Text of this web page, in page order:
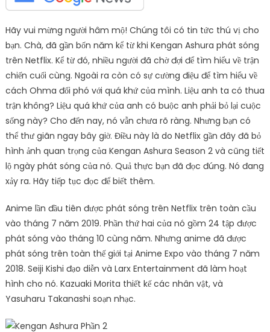
Hãy vui mừng người hâm mộ! Chúng tôi có tin tức thú vị cho
bạn. Chà, đã gần bốn năm kể từ khi Kengan Ashura phát sóng
trên Netflix. Kể từ đó, nhiều người đã chờ đợi để tìm hiểu về trận
chiến cuối cùng. Ngoài ra còn có sự cường điệu để tìm hiểu về
cách Ohma đối phó với quá khứ của mình. Liệu anh ta có thua
trận không? Liệu quá khứ của anh có buộc anh phải bỏ lại cuộc
sống này? Cho đến nay, nó vẫn chưa rõ ràng. Nhưng bạn có
thể thư giãn ngay bây giờ. Điều này là do Netflix gần đây đã bỏ
hình ảnh quan trọng của Kengan Ashura Season 2 và cũng tiết
lộ ngày phát sóng của nó. Quả thực bạn đã đọc đúng. Nó đang
xảy ra. Hãy tiếp tục đọc để biết thêm.
Anime lần đầu tiên được phát sóng trên Netflix trên toàn cầu
vào tháng 7 năm 2019. Phần thứ hai của nó gồm 24 tập được
phát sóng vào tháng 10 cùng năm. Nhưng anime đã được
phát sóng trên toàn thế giới tại Anime Expo vào tháng 7 năm
2018. Seiji Kishi đạo diễn và Larx Entertainment đã làm hoạt
hình cho nó. Kazuaki Morita thiết kế các nhân vật, và
Yasuharu Takanashi soạn nhạc.